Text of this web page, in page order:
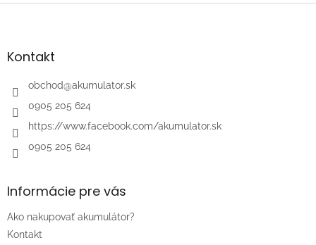
Z
äKontakt
obchod@akumulator.sk
0905 205 624
https://www.facebook.com/akumulator.sk
0905 205 624
Informácie pre vás
Ako nakupovať akumulátor?
Kontakt